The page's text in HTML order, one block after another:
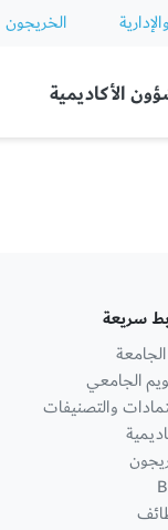
الخريجون
الأكاديمية
سريعة
الجامعي
والتصنيفات